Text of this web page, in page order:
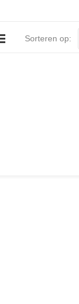
Sorteren op: